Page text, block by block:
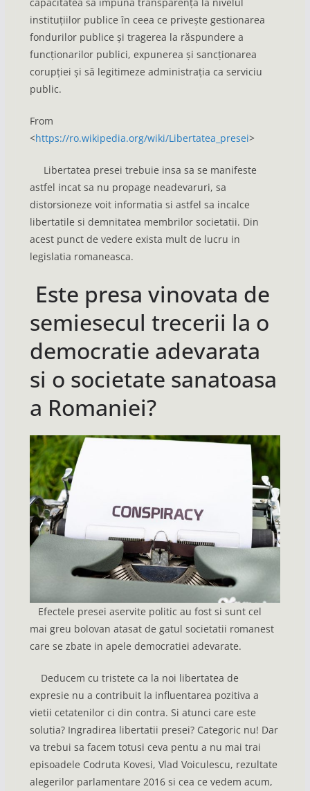
instituțiilor publice în ceea ce privește gestionarea
fondurilor publice și tragerea la răspundere a
funcționarilor publici, expunerea și sancționarea
corupției și să legitimeze administrația ca serviciu
public.
From
<https://ro.wikipedia.org/wiki/Libertatea_presei>
Libertatea presei trebuie insa sa se manifeste
astfel incat sa nu propage neadevaruri, sa
distorsioneze voit informatia si astfel sa incalce
libertatile si demnitatea membrilor societatii. Din
acest punct de vedere exista mult de lucru in
legislatia romaneasca.
Este presa vinovata de
semiesecul trecerii la o
democratie adevarata
si o societate sanatoasa
a Romaniei?
Efectele presei aservite politic au fost si sunt cel
mai greu bolovan atasat de gatul societatii romanest
care se zbate in apele democratiei adevarate.
Deducem cu tristete ca la noi libertatea de
expresie nu a contribuit la influentarea pozitiva a
vietii cetatenilor ci din contra. Si atunci care este
solutia? Ingradirea libertatii presei? Categoric nu! Dar
va trebui sa facem totusi ceva pentu a nu mai trai
episoadele Codruta Kovesi, Vlad Voiculescu, rezultate
alegerilor parlamentare 2016 si cea ce vedem acum,